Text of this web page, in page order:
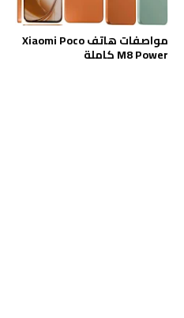
مواصفات هاتف Xiaomi Poco
M8 Power كاملة